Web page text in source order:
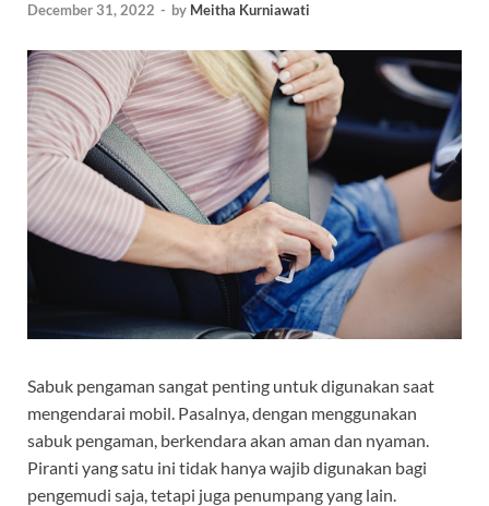
December 31, 2022 - by Meitha Kurniawati
Sabuk pengaman sangat penting untuk digunakan saat
mengendarai mobil. Pasalnya, dengan menggunakan
sabuk pengaman, berkendara akan aman dan nyaman.
Piranti yang satu ini tidak hanya wajib digunakan bagi
pengemudi saja, tetapi juga penumpang yang lain.